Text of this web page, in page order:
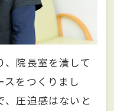
、院長室を潰して
をつくりまし
、圧迫感はないと